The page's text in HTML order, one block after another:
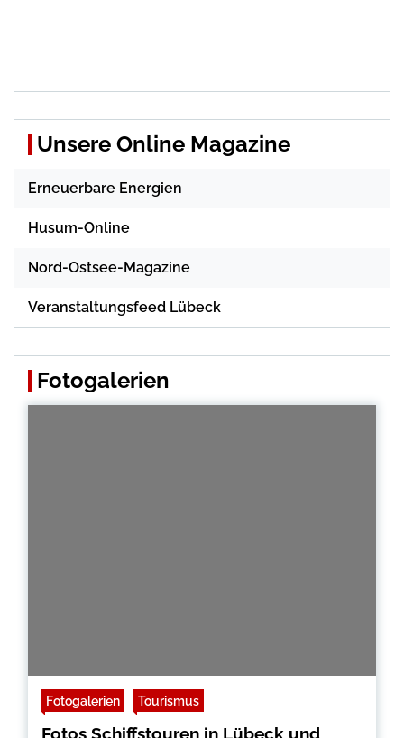
Unsere Online Magazine
Erneuerbare Energien
Husum-Online
Nord-Ostsee-Magazine
Veranstaltungsfeed Lübeck
Fotogalerien
Fotogalerien Tourismus
Fotos Schiffstouren in Lübeck und